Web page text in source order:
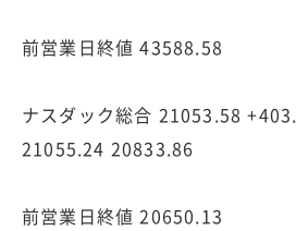
前営業日終値 43588.58
ナスダック総合 21053.58
21055.24 20833.86
前営業日終値 20650.13